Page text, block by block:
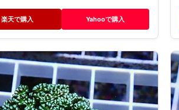
楽天で購入 Yahooで購入